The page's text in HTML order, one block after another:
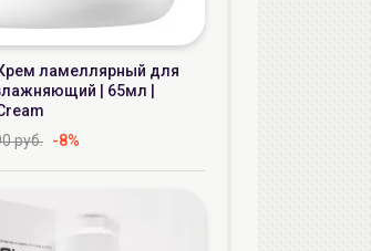
Крем ламеллярный для
| 65мл |
руб. -8%